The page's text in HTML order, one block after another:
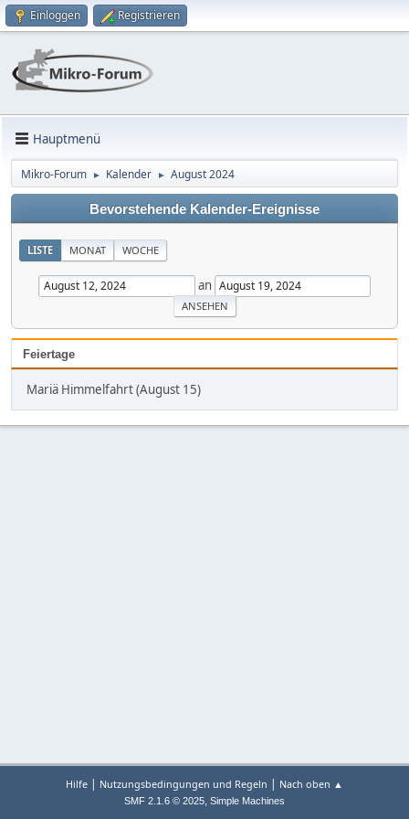
Einloggen Registrieren
Hauptmenü
Mikro-Forum ► Kalender ► August 2024
Bevorstehende Kalender-Ereignisse
LISTE MONAT WOCHE
an
Feiertage
Mariä Himmelfahrt (August 15)
Hilfe | Nutzungsbedingungen und Regeln | Nach oben ▲
SMF 2.1.6 © 2025, Simple Machines